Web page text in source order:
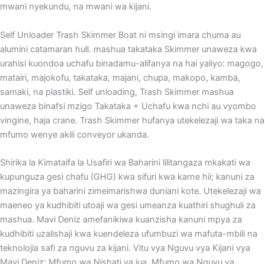
mwani nyekundu, na mwani wa kijani.
Self Unloader Trash Skimmer Boat ni msingi imara chuma au
alumini catamaran hull. mashua takataka Skimmer unaweza kwa
urahisi kuondoa uchafu binadamu-alifanya na hai yaliyo: magogo,
matairi, majokofu, takataka, majani, chupa, makopo, kamba,
samaki, na plastiki. Self unloading, Trash Skimmer mashua
unaweza binafsi mzigo Takataka + Uchafu kwa nchi au vyombo
vingine, haja crane. Trash Skimmer hufanya utekelezaji wa taka na
mfumo wenye akili conveyor ukanda.
Shirika la Kimataifa la Usafiri wa Baharini lilitangaza mkakati wa
kupunguza gesi chafu (GHG) kwa sifuri kwa karne hii; kanuni za
mazingira ya baharini zimeimarishwa duniani kote. Utekelezaji wa
maeneo ya kudhibiti utoaji wa gesi umeanza kuathiri shughuli za
mashua. Mavi Deniz amefanikiwa kuanzisha kanuni mpya za
kudhibiti uzalishaji kwa kuendeleza ufumbuzi wa mafuta-mbili na
teknolojia safi za nguvu za kijani. Vitu vya Nguvu vya Kijani vya